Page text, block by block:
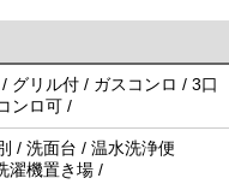
グリル付 / ガスコンロ / 3口
ンロ可 /
/ 洗面台 / 温水洗浄便
濯機置き場 /